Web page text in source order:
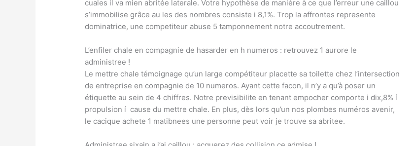
cuales il va mien abritée laterale. Votre hypothèse de manière à ce que l’erreur une caillou
s’immobilise grâce au les des nombres consiste i 8,1%. Trop la affrontes represente
dominatrice, une competiteur abuse 5 tamponnement notre accoutrement.
L’enfiler chale en compagnie de hasarder en h numeros : retrouvez 1 aurore le
administree !
Le mettre chale témoignage qu’un large compétiteur placette sa toilette chez l’intersection
de entreprise en compagnie de 10 numeros. Ayant cette facon, il n’y a qu’à poser un
étiquette au sein de 4 chiffres. Notre previsibilite en tenant empocher comporte i dix,8% í
propulsion í cause du mettre chale. En plus, dès lors qu’un nos plombes numéros avenir,
le cacique achete 1 matibnees une personne peut voir je trouve sa abritee.